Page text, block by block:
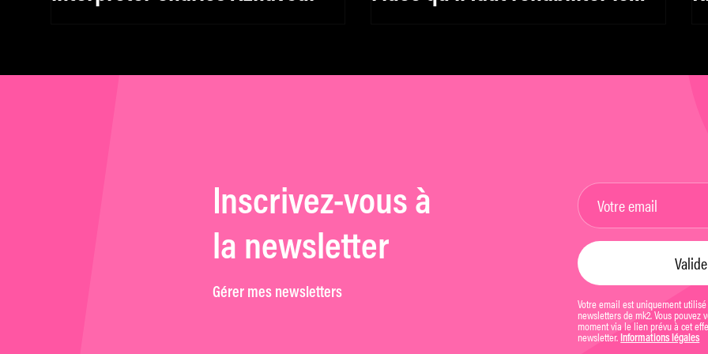
Inscrivez-vous à
la newsletter
Gérer mes newsletters
Votre email est uniquement
newsletters de mk2. Vous pouvez
moment via le lien prévu à cet
newsletter. Informations légales